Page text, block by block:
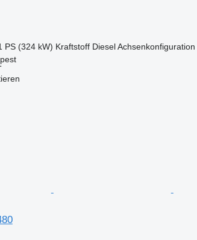
PS (324 kW) Kraftstoff Diesel Achsenkonfiguration